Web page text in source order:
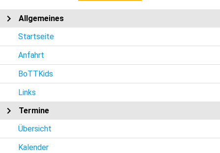
Allgemeines
Startseite
Anfahrt
BoTTKids
Links
Termine
Übersicht
Kalender